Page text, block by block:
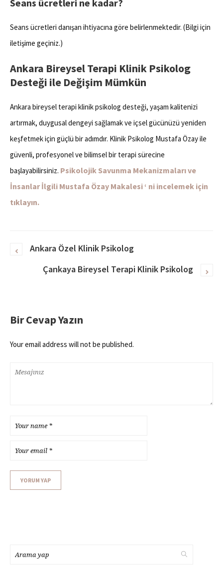
Seans ücretleri ne kadar?
Seans ücretleri danışan ihtiyacına göre belirlenmektedir. (Bilgi için
iletişime geçiniz.)
Ankara Bireysel Terapi Klinik Psikolog
Desteği ile Değişim Mümkün
Ankara bireysel terapi klinik psikolog desteği, yaşam kalitenizi
artırmak, duygusal dengeyi sağlamak ve içsel gücünüzü yeniden
keşfetmek için güçlü bir adımdır. Klinik Psikolog Mustafa Özay ile
güvenli, profesyonel ve bilimsel bir terapi sürecine
başlayabilirsiniz. Psikolojik Savunma Mekanizmaları ve
İnsanlar İlgili Mustafa Özay Makalesi ‘ ni incelemek için
tıklayın.
Ankara Özel Klinik Psikolog
Çankaya Bireysel Terapi Klinik Psikolog
Bir Cevap Yazın
Your email address will not be published.